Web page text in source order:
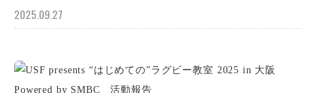
2025.09.27